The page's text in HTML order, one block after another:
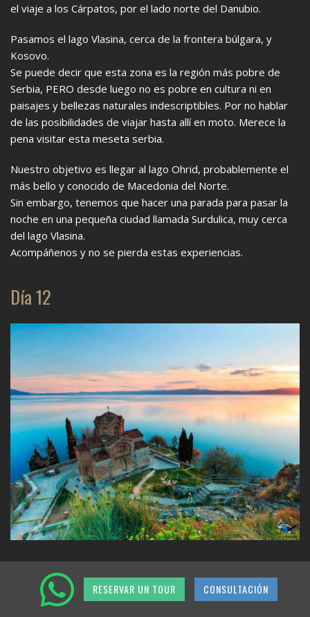
el viaje a los Cárpatos, por el lado norte del Danubio.
Pasamos el lago Vlasina, cerca de la frontera búlgara, y
Kosovo.
Se puede decir que esta zona es la región más pobre de
Serbia, PERO desde luego no es pobre en cultura ni en
paisajes y bellezas naturales indescriptibles. Por no hablar
de las posibilidades de viajar hasta allí en moto. Merece la
pena visitar esta meseta serbia.
Nuestro objetivo es llegar al lago Ohrid, probablemente el
más bello y conocido de Macedonia del Norte.
Sin embargo, tenemos que hacer una parada para pasar la
noche en una pequeña ciudad llamada Surdulica, muy cerca
del lago Vlasina.
Acompáñenos y no se pierda estas experiencias.
Día 12
Etapa 10: ¡314 km!
Hoy toca Macedonia.
Para armonizar, un desvío hacia la capital más peculiar de
RESERVAR UN TOUR CONSULTACIÓN